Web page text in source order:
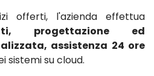
offerti, l'azienda effettua
progettazione ed
assistenza 24 ore
sistemi su cloud.